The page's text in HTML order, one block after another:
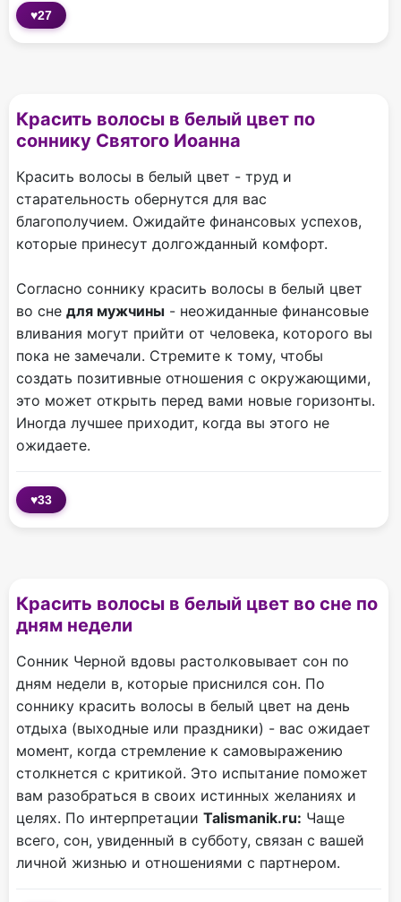
♥27
Красить волосы в белый цвет по
соннику Святого Иоанна
Красить волосы в белый цвет - труд и
старательность обернутся для вас
благополучием. Ожидайте финансовых успехов,
которые принесут долгожданный комфорт.
Согласно соннику красить волосы в белый цвет
во сне для мужчины - неожиданные финансовые
вливания могут прийти от человека, которого вы
пока не замечали. Стремите к тому, чтобы
создать позитивные отношения с окружающими,
это может открыть перед вами новые горизонты.
Иногда лучшее приходит, когда вы этого не
ожидаете.
♥33
Красить волосы в белый цвет во сне по
дням недели
Сонник Черной вдовы растолковывает сон по
дням недели в, которые приснился сон. По
соннику красить волосы в белый цвет на день
отдыха (выходные или праздники) - вас ожидает
момент, когда стремление к самовыражению
столкнется с критикой. Это испытание поможет
вам разобраться в своих истинных желаниях и
целях. По интерпретации Talismanik.ru: Чаще
всего, сон, увиденный в субботу, связан с вашей
личной жизнью и отношениями с партнером.